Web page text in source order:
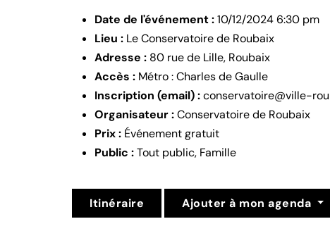
Date de l'événement :10/12/2024 6:30 pm
Lieu : Le Conservatoire de Roubaix
Adresse : 80 rue de Lille, Roubaix
Accès : Métro : Charles de Gaulle
Inscription (email) :conservatoire@ville-
Organisateur :Conservatoire de Roubaix
Prix : Événement gratuit
Public :Tout public, Famille
Itinéraire Ajouter à mon agenda